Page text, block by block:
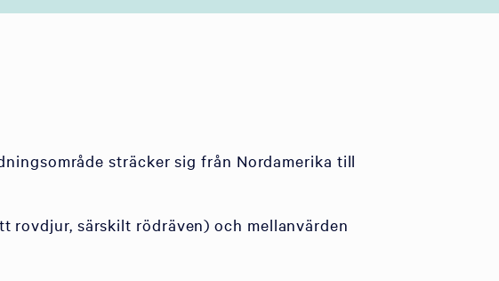
sträcker sig från Nordamerika till
rovdjur, särskilt rödräven) och mellanvärden